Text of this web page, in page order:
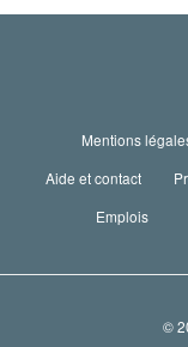
Mentions
Aide et contact
Emplois
©